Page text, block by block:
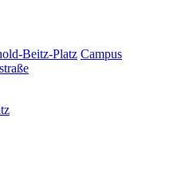
Beitz-Platz Campus